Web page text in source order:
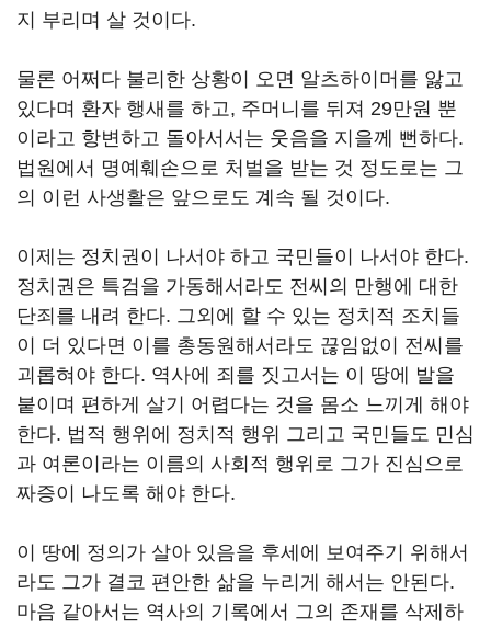
지 부리며 살 것이다.
물론 어쩌다 불리한 상황이 오면 알츠하이머를 앓고
있다며 환자 행새를 하고, 주머니를 뒤져 29만원 뿐
이라고 항변하고 돌아서서는 웃음을 지을께 뻔하다.
법원에서 명예훼손으로 처벌을 받는 것 정도로는 그
의 이런 사생활은 앞으로도 계속 될 것이다.
이제는 정치권이 나서야 하고 국민들이 나서야 한다.
정치권은 특검을 가동해서라도 전씨의 만행에 대한
단죄를 내려 한다. 그외에 할 수 있는 정치적 조치들
이 더 있다면 이를 총동원해서라도 끊임없이 전씨를
괴롭혀야 한다. 역사에 죄를 짓고서는 이 땅에 발을
붙이며 편하게 살기 어렵다는 것을 몸소 느끼게 해야
한다. 법적 행위에 정치적 행위 그리고 국민들도 민심
과 여론이라는 이름의 사회적 행위로 그가 진심으로
짜증이 나도록 해야 한다.
이 땅에 정의가 살아 있음을 후세에 보여주기 위해서
라도 그가 결코 편안한 삶을 누리게 해서는 안된다.
마음 같아서는 역사의 기록에서 그의 존재를 삭제하